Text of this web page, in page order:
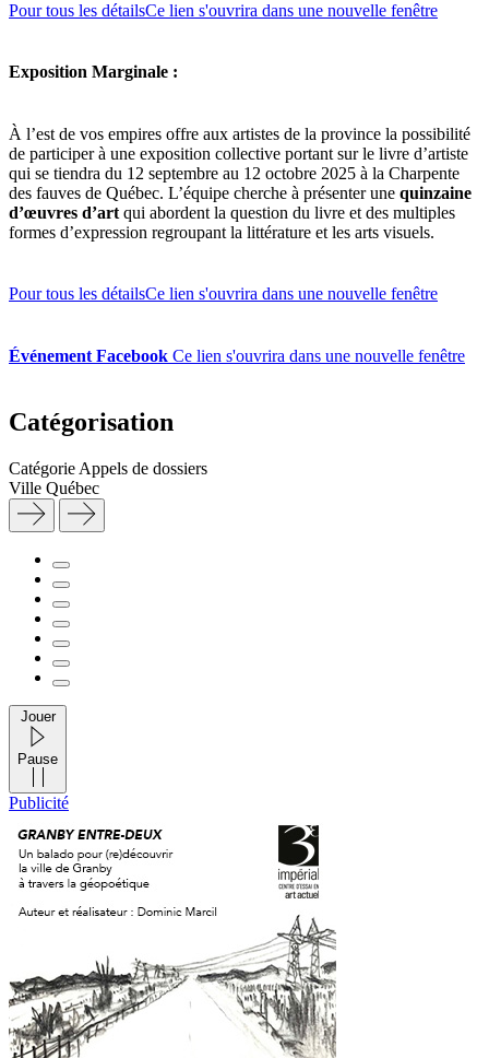
Pour tous les détailsCe lien s'ouvrira dans une nouvelle fenêtre
Exposition Marginale :
À l’est de vos empires offre aux artistes de la province la possibilité
de participer à une exposition collective portant sur le livre d’artiste
qui se tiendra du 12 septembre au 12 octobre 2025 à la Charpente
des fauves de Québec. L’équipe cherche à présenter une quinzaine
d’œuvres d’art qui abordent la question du livre et des multiples
formes d’expression regroupant la littérature et les arts visuels.
Pour tous les détailsCe lien s'ouvrira dans une nouvelle fenêtre
Événement Facebook Ce lien s'ouvrira dans une nouvelle fenêtre
Catégorisation
Catégorie Appels de dossiers
Ville Québec
Jouer
Pause
Publicité